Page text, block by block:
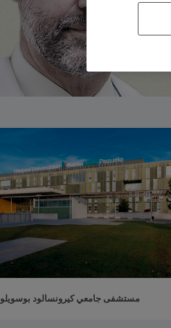
مستشفى جامعي كيرونسالود بوسويلو